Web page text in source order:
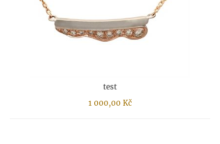
Šíře prstenu
test
1 000,00 Kč